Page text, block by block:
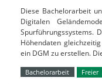
Diese Bachelorarbeit
Digitalen
Spurführungssystems.
Höhendaten
ein DGM zu erstellen.
Bachelorarbeit Freier